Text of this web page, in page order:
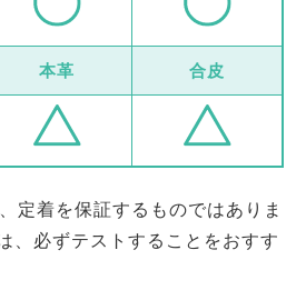
本革 合皮
定着を保証するものではありま
、必ずテストすることをおすす